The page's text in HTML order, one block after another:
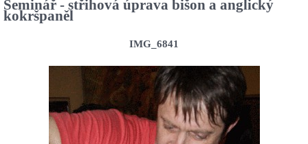
Seminář - střihová úprava bišon a anglický
kokršpaněl
IMG_6841